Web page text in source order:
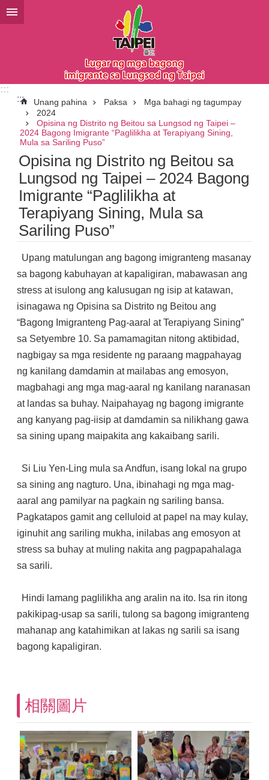
Lumaktaw sa pangunahing bloke ng nilalaman
:::
:::
Unang pahina Paksa
Mga bahagi ng tagumpay
2024
Opisina ng Distrito ng Beitou sa Lungsod ng Taipei –
2024 Bagong Imigrante “Paglilikha at Terapiyang Sining,
Mula sa Sariling Puso”
Opisina ng Distrito ng Beitou sa
Lungsod ng Taipei – 2024 Bagong
Imigrante “Paglilikha at
Terapiyang Sining, Mula sa
Sariling Puso”
Upang matulungan ang bagong imigranteng masanay
sa bagong kabuhayan at kapaligiran, mabawasan ang
stress at isulong ang kalusugan ng isip at katawan,
isinagawa ng Opisina sa Distrito ng Beitou ang
“Bagong Imigranteng Pag-aaral at Terapiyang Sining”
sa Setyembre 10. Sa pamamagitan nitong aktibidad,
nagbigay sa mga residente ng paraang magpahayag
ng kanilang damdamin at mailabas ang emosyon,
magbahagi ang mga mag-aaral ng kanilang naranasan
at landas sa buhay. Naipahayag ng bagong imigrante
ang kanyang pag-iisip at damdamin sa nilikhang gawa
sa sining upang maipakita ang kakaibang sarili.
Si Liu Yen-Ling mula sa Andfun, isang lokal na grupo
sa sining ang nagturo. Una, ibinahagi ng mga mag-
aaral ang pamilyar na pagkain ng sariling bansa.
Pagkatapos gamit ang celluloid at papel na may kulay,
iginuhit ang sariling mukha, inilabas ang emosyon at
stress sa buhay at muling nakita ang pagpapahalaga
sa sarili.
Hindi lamang paglilikha ang aralin na ito. Isa rin itong
pakikipag-usap sa sarili, tulong sa bagong imigranteng
mahanap ang katahimikan at lakas ng sarili sa isang
bagong kapaligiran.
相關圖片